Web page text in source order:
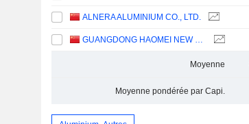
ALNERA ALUMINIUM CO., LTD.
GUANGDONG HAOMEI NEW MATERIALS CO.,LTD
Moyenne
Moyenne pondérée par Capi.